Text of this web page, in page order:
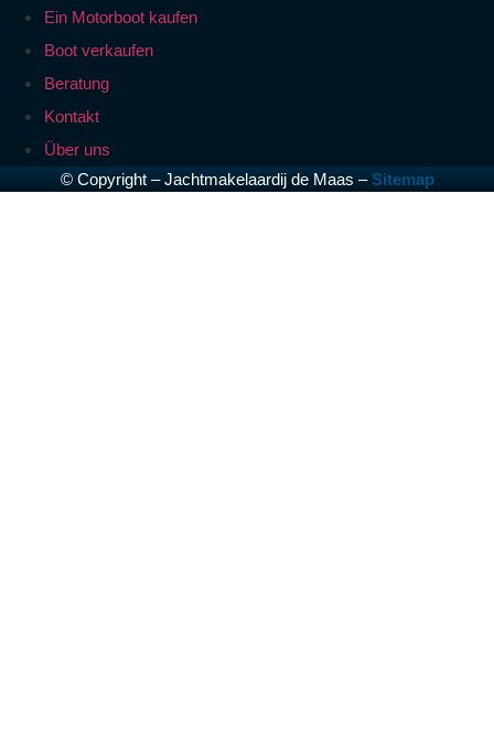
Ein Motorboot kaufen
Boot verkaufen
Beratung
Kontakt
Über uns
© Copyright – Jachtmakelaardij de Maas –Sitemap